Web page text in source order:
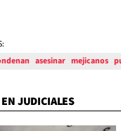
asesinar mejicanos
EN JUDICIALES